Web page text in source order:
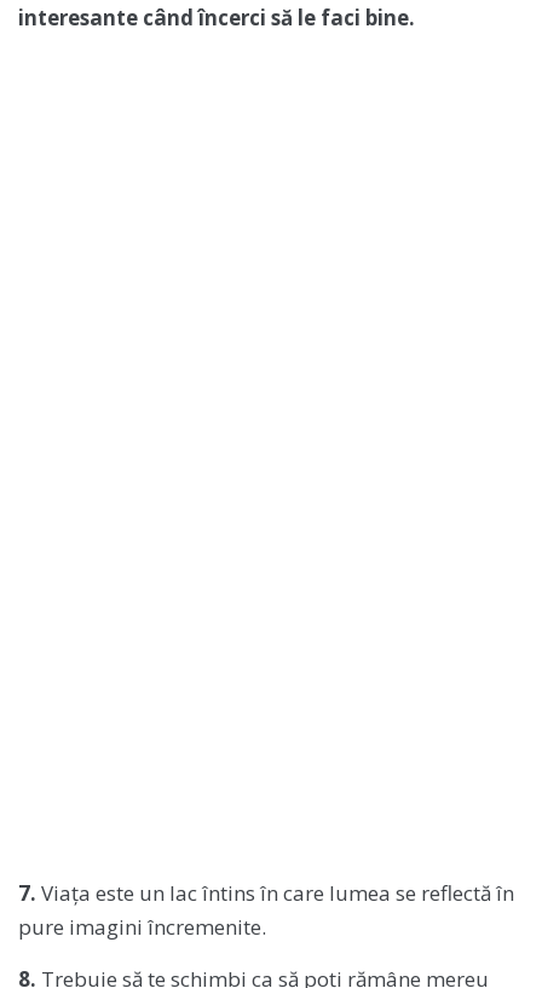
interesante când încerci să le faci bine.
7. Viața este un lac întins în care lumea se reflectă în
pure imagini încremenite.
8. Trebuie să te schimbi ca să poți rămâne mereu